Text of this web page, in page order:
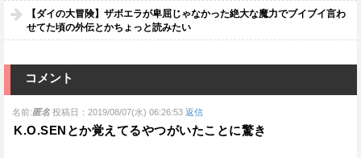
【ダイの大冒険】ザボエラが卑屈じゃなかった絶大な魔力でブイブイ言わ
せてた頃の外伝とかちょっと読みたい
コメント
名前:匿名 投稿日：2019/08/07(水) 06:26:53 返信
K.O.SENとか覚えてるやつがいたことに驚き